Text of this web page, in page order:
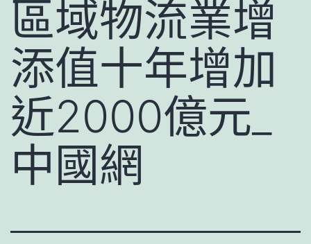
區域物流業增
添值十年增加
近2000億元_
中國網